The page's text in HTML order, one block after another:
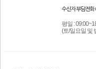
수신자 부담전
평일 :
(토/일요일 및